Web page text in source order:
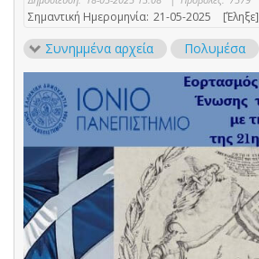
Σημαντική Ημερομηνία: 21-05-2025 [Έληξε]
Συνημμένα αρχεία Πολυμέσα